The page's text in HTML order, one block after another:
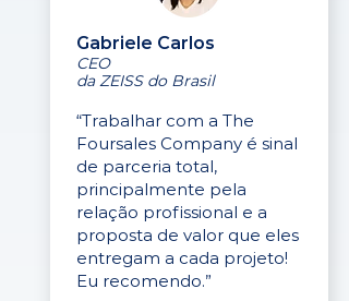
Gabriele Carlos
CEO
da ZEISS do Brasil
“Trabalhar com a The
Foursales Company é sinal
de parceria total,
principalmente pela
relação profissional e a
proposta de valor que eles
entregam a cada projeto!
Eu recomendo.”